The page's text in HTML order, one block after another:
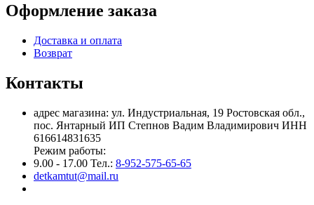
Оформление заказа
Доставка и оплата
Возврат
Контакты
адрес магазина: ул. Индустриальная, 19 Ростовская обл.,
пос. Янтарный ИП Степнов Вадим Владимирович ИНН
616614831635
Режим работы:
9.00 - 17.00 Тел.: 8-952-575-65-65
detkamtut@mail.ru